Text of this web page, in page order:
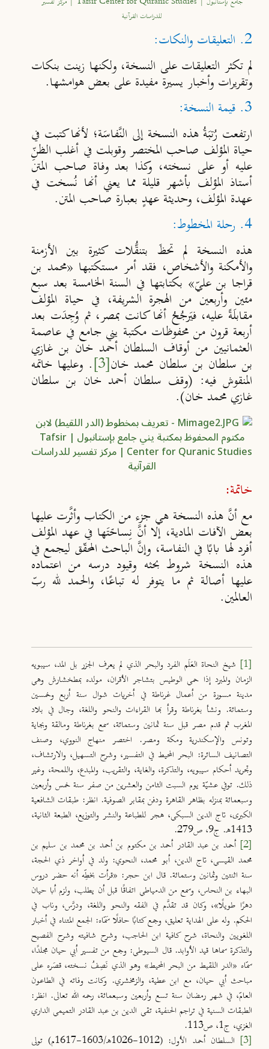
2. التعليقات والنكات:
لم تكثر التعليقات على النسخة، ولكنها زينت بنكات
وتقريرات وأخبار يسيرة مفيدة على بعض هوامشها.
3. قيمة النسخة:
ارتفعت رُتبَةُ هذه النسخة إلى النَّفاسَة؛ لأنها كتبت في
حياة المؤلف صاحب المختصر وقوبلت في أغلب الظنِّ
عليه أو على نسخته، وكذا بعد وفاة صاحب المتن
أستاذ المؤلف بأشهر قليلة مما يعني أنها نُسخت في
عهدة المؤلف، وحديثة عهدٍ بعبارة صاحب المتن.
4. رحلة المخطوط:
هذه النسخة لم تحظَ بتنقُّلات كثيرة بين الأزمنة
والأمكنة والأشخاص، فقد أمر مستكتبها «محمد بن
قراجا بن عليّ» بكتابتها في السنة الخامسة بعد سبع
مئين وأربعين من الهجرة الشريفة، في حياة المؤلف
مقابلَةً عليه، فيَرجُحُ أنها كانت بمصر، ثم وُجِدَت بعد
أربعة قرون من محفوظات مكتبة يني جامع في عاصمة
العثمانيين من أوقاف السلطان أحمد خان بن غازي
بن سلطان بن سلطان محمد خان[3] . وعليها خاتمه
المنقوش فيه: (وقف سلطان أحمد خان بن سلطان
غازي محمد خان).
خاتمة:
مع أنَّ هذه النسخة هي جزء من الكتاب وأثَّرت عليها
بعض الآفات المادية، إلا أنَّ نِساخَتَها في عهد المؤلف
أفرد لها بابًا في النفاسة، وإنَّ الباحث المحقّق ليجمع في
هذه النسخة شروط بحثه وقيود درسه من اعتماده
عليها أصالة ثم ما يتوفر له تباعًا، والحمد لله ربّ
العالمين.
[1]
شيخ النحاة العَلَم الفرد والبحر الذي لم يعرف الجزر بل المد، سيبويه
الزمان والمبرد إذا حمي الوطيس بتشاجر الأقران، مولده بمطخشارش وهي
مدينة مسورة من أعمال غرناطة في أخريات شوال سنة أربع وخمسين
وستمائة. ونشأ بغرناطة وقرأ بها القراءات والنحو واللغة، وجال في بلاد
المغرب ثم قدم مصر قبل سنة ثمانين وستمائة، سمع بغرناطة ومالقة وبجاية
وتونس والإسكندرية ومكة ومصر. اختصر منهاج النووي، وصنف
التصانيف السائرة: البحر المحيط في التفسير، وشرح التسهيل، والارتشاف،
وتجريد أحكام سيبويه، والتذكرة، والغاية، والتقريب، والمبدع، واللمحة، وغير
ذلك. توفي عشيّة يوم السبت الثامن والعشرين من صفر سنة خمس وأربعين
وسبعمائة بمنزله بظاهر القاهرة ودفن بمقابر الصوفية. انظر: طبقات الشافعية
الكبرى، تاج الدين السبكي، هجر للطباعة والنشر والتوزيع، الطبعة الثانية،
1413هـ. ج9، ص279.
[2]
أحمد بن عبد القادر أحمد بن مكتوم بن أحمد بن محمد بن سليم بن
محمد القيسي، تاج الدين، أبو محمد، النحوي: ولد في أواخر ذي الحجة،
سنة اثنتين وثمانين وستمائة. قال ابن حجر: «قرأت بخطِّه أنه حضر دروس
البهاء بن النحاس، وسمع من الدمياطي اتفاقًا قبل أن يطلب، ولزم أبا حيان
دهرًا طويلًا»، وكان قد تقدَّم في الفقه والنحو واللغة، ودرَّس، وناب في
الحكم. وله على الهداية تعليق، وجمع كتابًا حافلًا سَمّاه: الجمع المتناه في أخبار
اللغويين والنحاة، شرح كافية ابن الحاجب، وشرح شافيته وشرح الفصيح
والتذكرة سماها قيد الأوابد. قال السيوطي: وجمع من تفسير أبي حيان مجلدًا،
سمّاه «الدر اللقيط من البحر المحيط» وهو الذي نَصِفُ نسخته، قصَره على
مباحث أبي حيان، مع ابن عطية، والزمخشري. وكانت وفاته في الطاعون
العامّ، في شهر رمضان سنة تسع وأربعين وسبعمائة، رحمه الله تعالى. انظر:
الطبقات السنية في تراجم الحنفية، تقي الدين بن عبد القادر التميمي الداري
الغزي، ج1، ص113.
[3]
السلطان أحمد الأول: (1012-1026هـ/1603-1617م) تولى